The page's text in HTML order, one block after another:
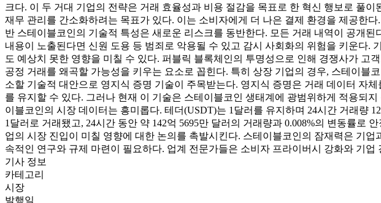
크다. 이 두 거대 기업의 전략은 거래 효율성과 비용 절감을 목표로 한 혁신 행보로 풀
재무 관리를 간소화하려는 목표가 있다. 이는 소비자에게 더 나은 결제 환경을 제공한
반 스테이블코인의 기술적 특성은 새로운 리스크를 동반한다. 모든 거래 내역이 공개
내용이 노출된다면 신원 도용 등 범죄로 악용될 수 있고 감시 사회화의 위험을 키운다.
도 예상치 못한 영향을 미칠 수 있다. 퍼블릭 블록체인의 투명성으로 인해 경쟁사가
공정 거래를 왜곡할 가능성을 키우는 요소로 꼽힌다. 특히 상장 기업의 경우, 스테이블
소할 기술적 대안으로 영지식 증명 기술이 주목받는다. 영지식 증명은 거래 데이터 자
를 유지할 수 있다. 그러나 현재 이 기술은 스테이블코인 생태계에 광범위하게 적용되
이블코인의 시장 데이터는 흥미롭다. 테더(USDT)는 1달러를 유지하며 24시간 거래량
1달러로 거래됐고, 24시간 동안 약 142억 5695만 달러의 거래량과 0.008%의 변동률로
업의 시장 진입이 미칠 영향에 대한 논의를 촉발시킨다. 스테이블코인의 잠재력은 기
속적인 연구와 규제 마련이 필요하다. 업계 전문가들은 소비자 프라이버시 강화와 기
기사 정보
카테고리
시장
발행일